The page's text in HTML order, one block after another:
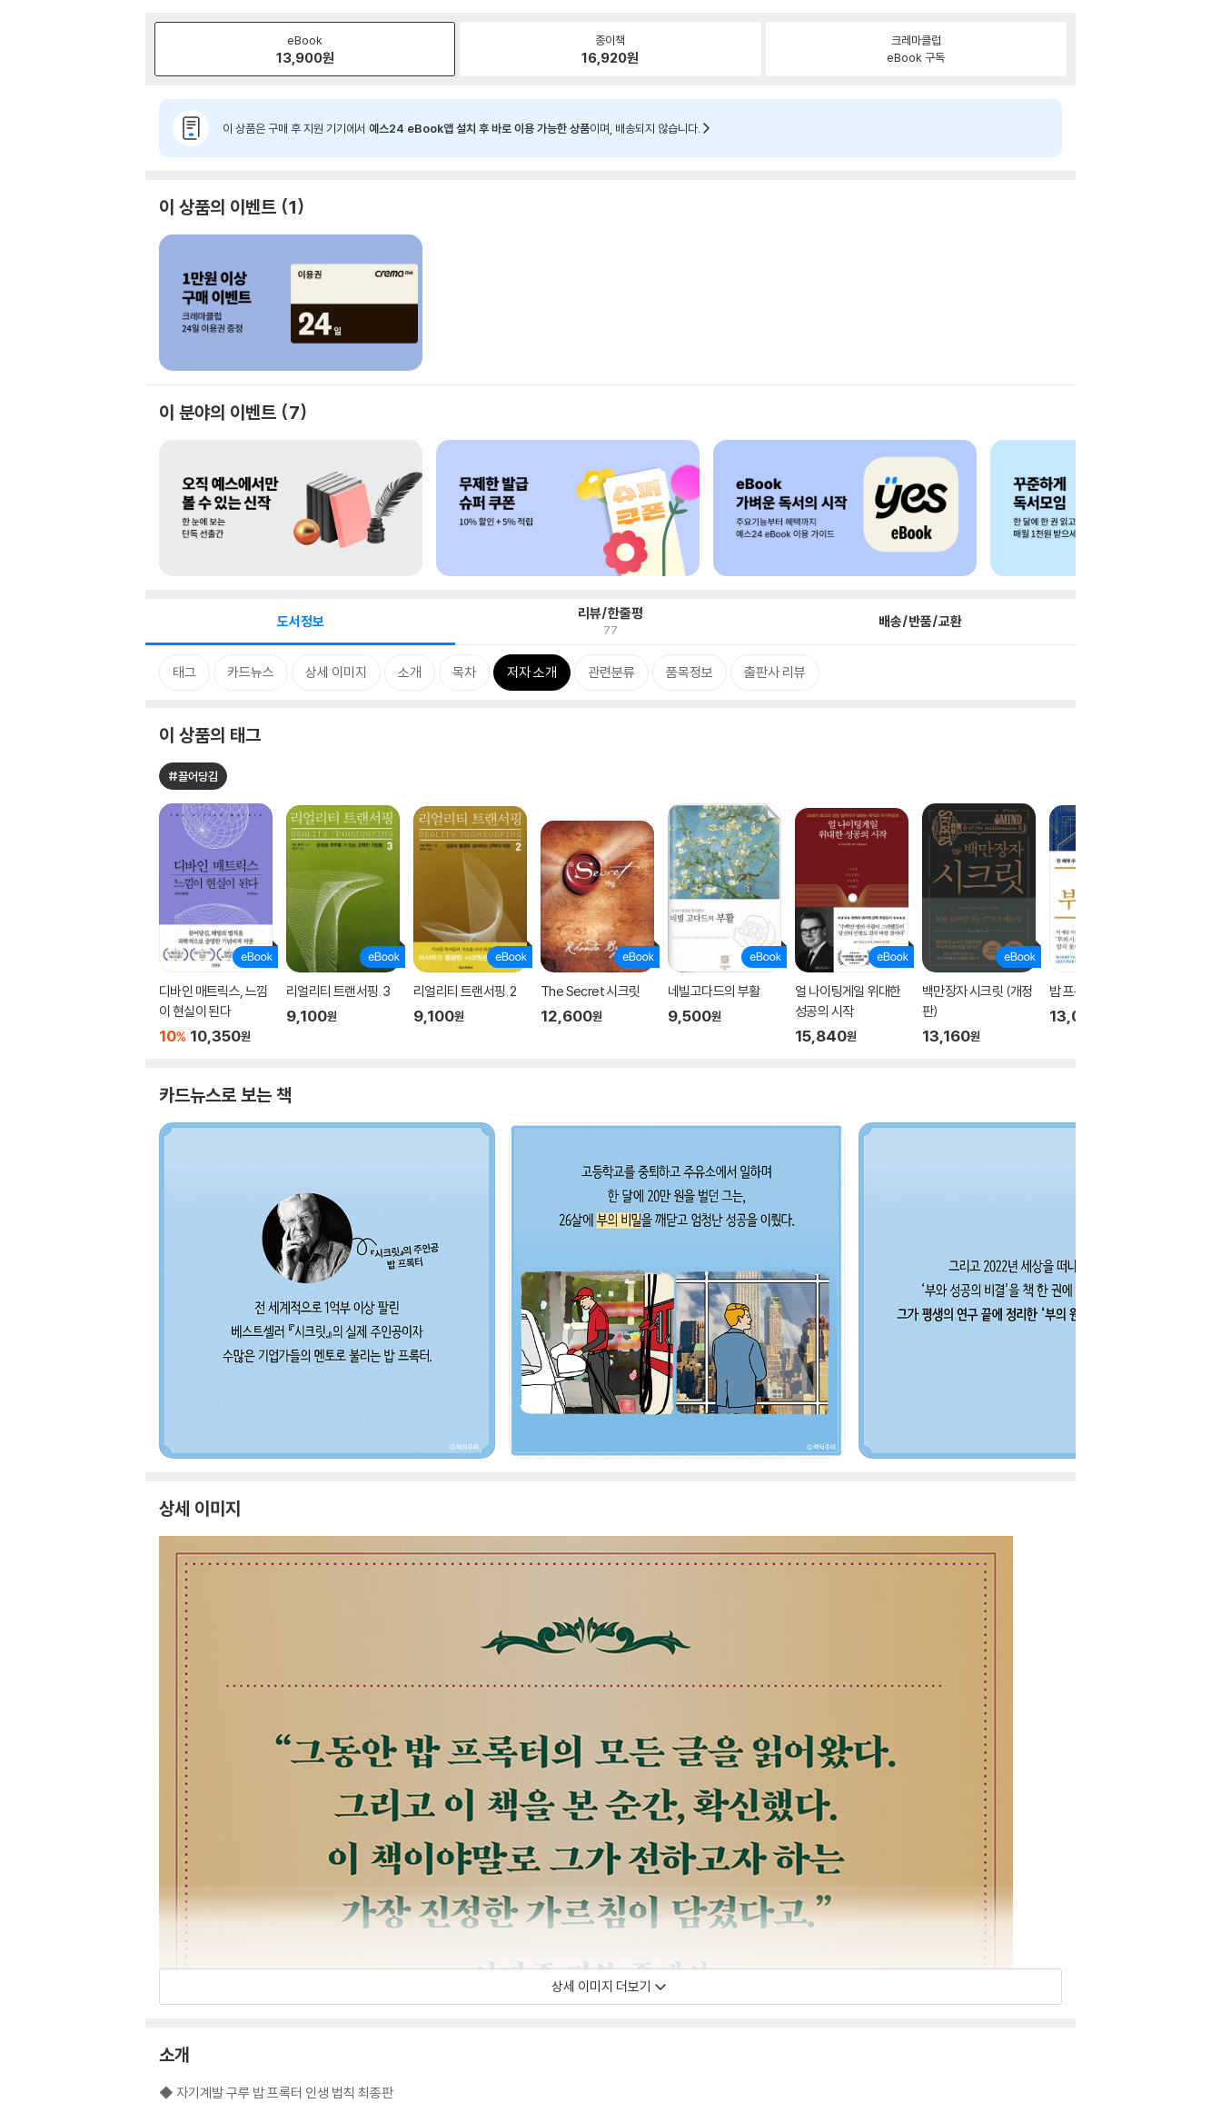
eBook
13,900원
종이책
16,920원
크레마클럽
eBook 구독
이 상품은 구매 후 지원 기기에서 예스24 eBook앱 설치 후 바로 이용 가능한 상품이며, 배송되지 않습니다.
이 상품의 이벤트 1
이 분야의 이벤트 7
도서정보 리뷰/한줄평
77 배송/반품/교환
태그 카드뉴스 상세 이미지 소개 목차 저자 소개 관련분류 품목정보 출판사 리뷰
이 상품의 태그
#끌어당김
디바인 매트릭스, 느낌
이 현실이 된다
10% 10,350원
리얼리티 트랜서핑. 3
9,100원
리얼리티 트랜서핑. 2
9,100원
The Secret 시크릿
12,600원
네빌고다드의 부활
9,500원
얼 나이팅게일 위대한
성공의 시작
15,840원
백만장자 시크릿 (개정
판)
13,160원
밥 프록터 부의 시크릿
13,000
카드뉴스로 보는 책
상세 이미지
상세 이미지 더보기
소개
◆ 자기계발 구루 밥 프록터 인생 법칙 최종판